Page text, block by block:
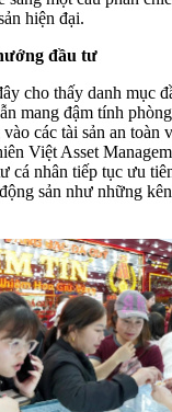
hiện đại.
đầu tư
cho thấy danh mục
mang đậm tính
các tài sản an toàn
Việt Asset
cá nhân tiếp tục ưu
sản như những